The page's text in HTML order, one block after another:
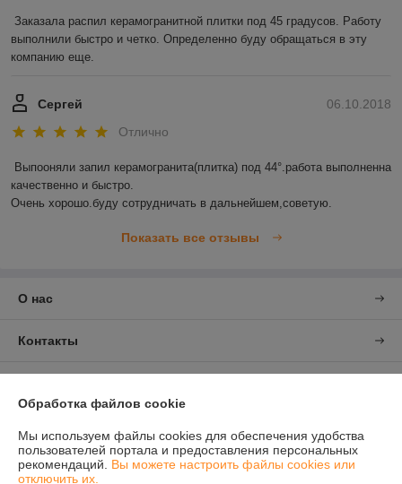
Заказала распил керамогранитной плитки под 45 градусов. Работу
выполнили быстро и четко. Определенно буду обращаться в эту
компанию еще.
06.10.2018
Сергей
Отлично
Выпооняли запил керамогранита(плитка) под 44°.работа выполненна
качественно и быстро.
Очень хорошо.буду сотрудничать в дальнейшем,советую.
Показать все отзывы
О нас
Контакты
Полная версия сайта
Обработка файлов cookie
Мы используем файлы cookies для обеспечения удобства
пользователей портала и предоставления персональных
рекомендаций. Вы можете настроить файлы cookies или
отключить их.